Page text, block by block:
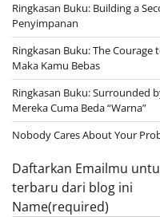
Ringkasan Buku: Building a
Penyimpanan
Ringkasan Buku: The Courage
Maka Kamu Bebas
Ringkasan Buku: Surrounded
Mereka Cuma Beda “Warna”
Nobody Cares About Your
Daftarkan Emailmu
terbaru dari blog ini
Name(required)